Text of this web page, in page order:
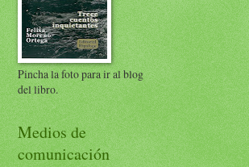
Pincha la foto para ir al blog
del libro.
Medios de
comunicación